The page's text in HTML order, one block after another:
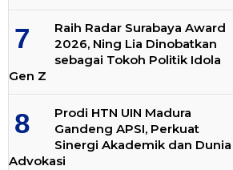
Raih Radar Surabaya Award
2026, Ning Lia Dinobatkan
sebagai Tokoh Politik Idola
Gen Z
Prodi HTN UIN Madura
Gandeng APSI, Perkuat
Sinergi Akademik dan Dunia
Advokasi